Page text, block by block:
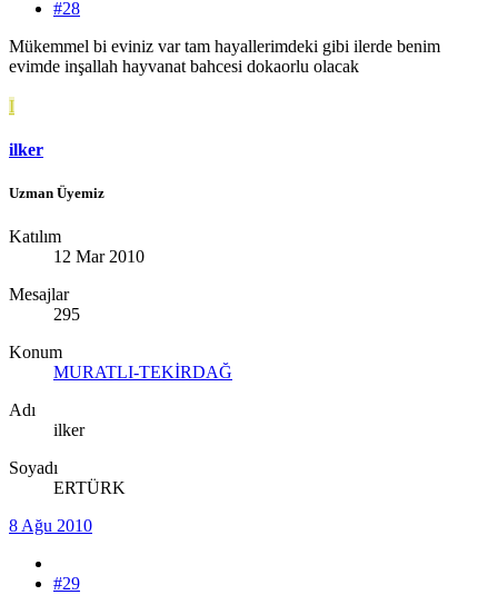
#28
Mükemmel bi eviniz var tam hayallerimdeki gibi ilerde benim
evimde inşallah hayvanat bahcesi dokaorlu olacak
I
ilker
Uzman Üyemiz
Katılım
12 Mar 2010
Mesajlar
295
Konum
MURATLI-TEKİRDAĞ
Adı
ilker
Soyadı
ERTÜRK
8 Ağu 2010
#29